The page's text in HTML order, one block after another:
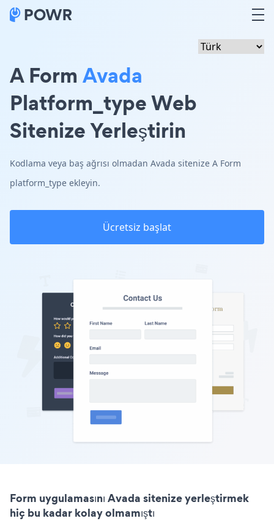
A Form Avada
Platform_type Web
Sitenize Yerleştirin
Kodlama veya baş ağrısı olmadan Avada sitenize A Form
platform_type ekleyin.
Ücretsiz başlat
Form uygulamasını Avada sitenize yerleştirmek
hiç bu kadar kolay olmamıştı